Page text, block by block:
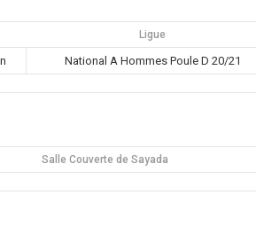
Ligue
National A Hommes Poule D 20/21
Salle Couverte de Sayada